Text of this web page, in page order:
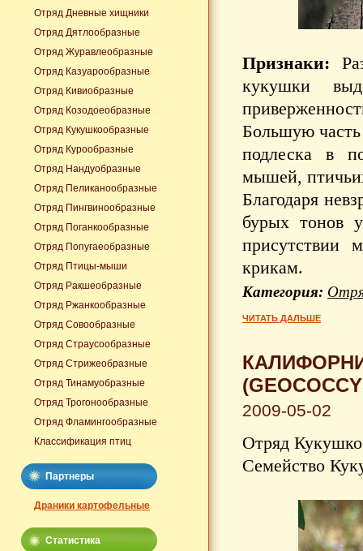
Признаки:
кукушки
Большую часть
подлеска в
мышей,
Благодаря
бурых тонов
присутствии
крикам.
Категория:
ЧИТАТЬ ДАЛЬШЕ
2009-05-02
Отряд
Семейство
Отряд Дневные хищники
Отряд Дятлообразные
Отряд Журавлеобразные
Отряд Казуарообразные
Отряд Кивиобразные
Отряд Козодоеобразные
Отряд Кукушкообразные
Отряд Курообразные
Отряд Нандуобразные
Отряд Пеликанообразные
Отряд Пингвинообразные
Отряд Поганкообразные
Отряд Попугаеобразные
Отряд Птицы-мыши
Отряд Ракшеобразные
Отряд Ржанкообразные
Отряд Совообразные
Отряд Страусообразные
Отряд Стрижеобразные
Отряд Тинамуобразные
Отряд Трогонообразные
Отряд Фламингообразные
Классификация птиц
Партнеры
Драники картофельные
Статистика